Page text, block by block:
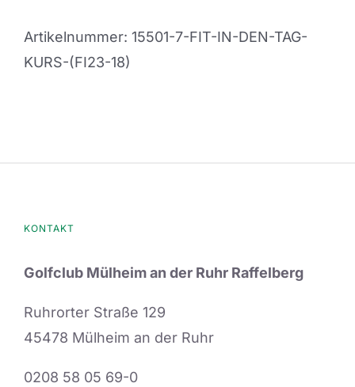
Tag
Kurs
Artikelnummer: 15501-7-FIT-IN-DEN-TAG-
KURS-(FI23-18)
KONTAKT
Golfclub Mülheim an der Ruhr Raffelberg
Ruhrorter Straße 129
45478 Mülheim an der Ruhr
0208 58 05 69-0